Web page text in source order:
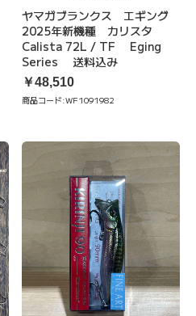
ヤマガブランクス エギング
2025年新機種 カリスタ
Calista 72L / TF Eging
Series 送料込み
￥48,510
商品コード:WF1091982